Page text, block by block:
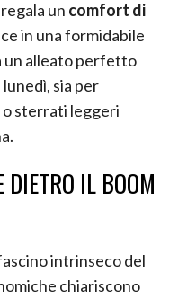
un comfort di
in una formidabile
un alleato perfetto
sia per
sterrati leggeri
DIETRO IL BOOM
intrinseco del
chiariscono